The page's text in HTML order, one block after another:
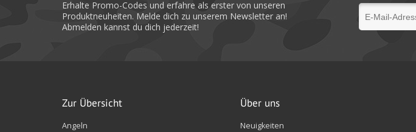
Erhalte Promo-Codes und erfahre als erster von unseren
Produktneuheiten. Melde dich zu unserem Newsletter an!
Abmelden kannst du dich jederzeit!
Zur Übersicht
Angeln
Über uns
Neuigkeiten